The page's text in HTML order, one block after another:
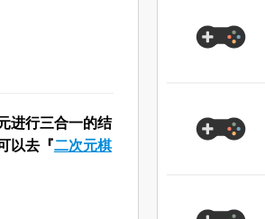
进行三合一的结
以去『二次元棋